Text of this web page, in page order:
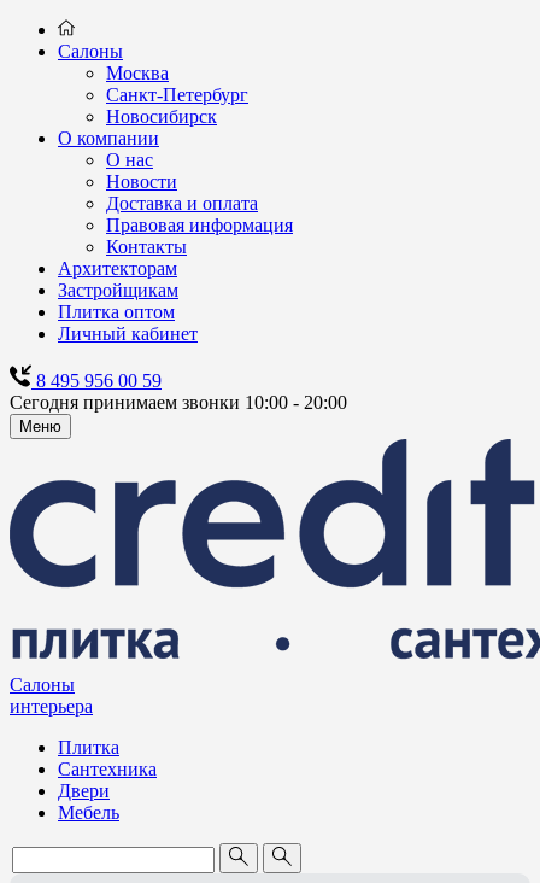
Салоны
Москва
Санкт-Петербург
Новосибирск
О компании
О нас
Новости
Доставка и оплата
Правовая информация
Контакты
Архитекторам
Застройщикам
Плитка оптом
Личный кабинет
8 495 956 00 59
Сегодня принимаем звонки 10:00 - 20:00
Меню
Салоны
интерьера
Плитка
Сантехника
Двери
Мебель